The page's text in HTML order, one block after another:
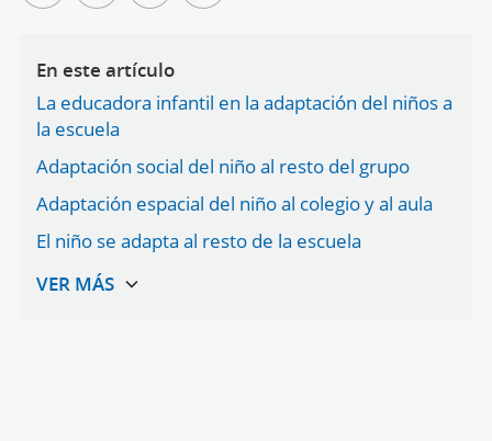
En este artículo
La educadora infantil en la adaptación del niños a
la escuela
Adaptación social del niño al resto del grupo
Adaptación espacial del niño al colegio y al aula
El niño se adapta al resto de la escuela